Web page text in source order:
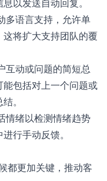
以发送自动回复。
多语言支持，允许单
将扩大支持团队的覆
互动或问题的简短总
包括对上一个问题或
。
情绪以检测情绪趋势
行手动反馈。
都更加关键，推动客